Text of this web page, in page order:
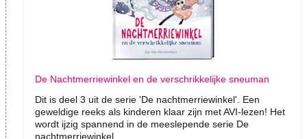
De Nachtmerriewinkel en de verschrikkelijke sneuman
Dit is deel 3 uit de serie 'De nachtmerriewinkel'. Een
geweldige reeks als kinderen klaar zijn met AVI-lezen! Het
wordt ijzig spannend in de meeslepende serie De
nachtmerriewinkel...